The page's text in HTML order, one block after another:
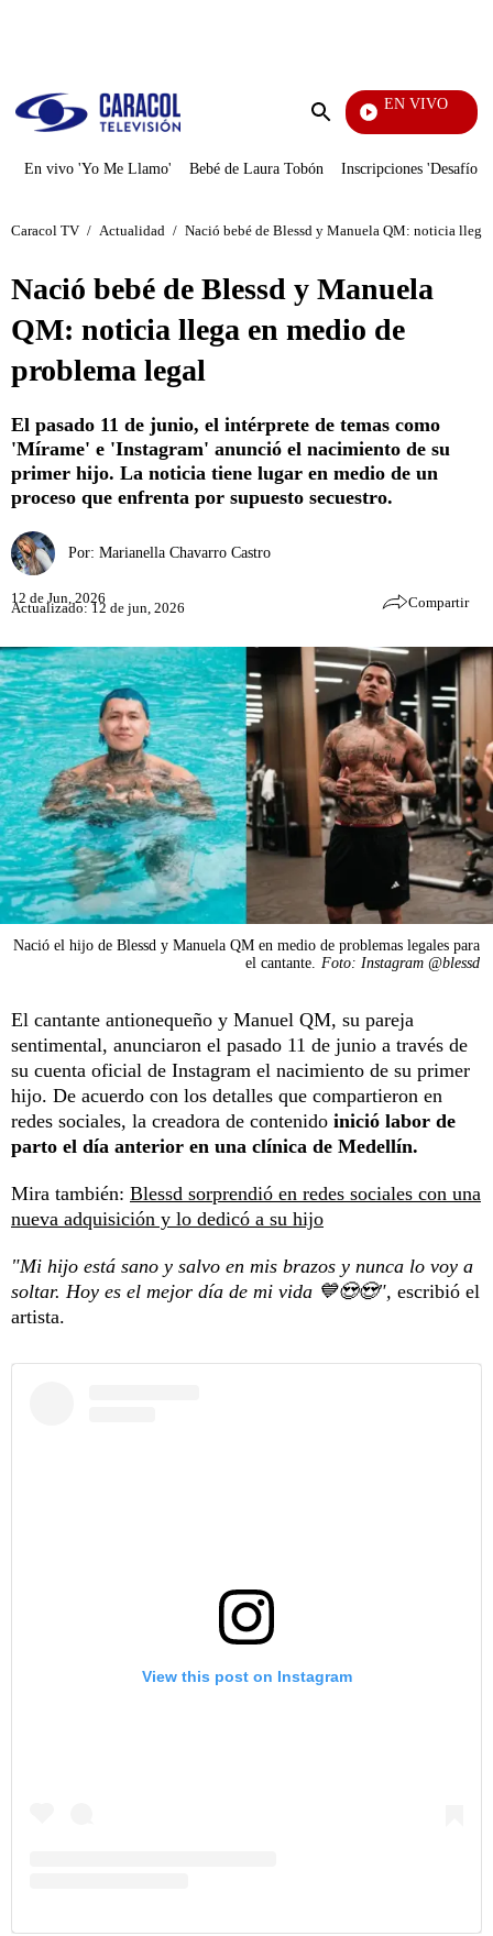
Enviar
EN VIVO
En vivo 'Yo Me Llamo' Bebé de Laura Tobón Inscripciones 'Desafío'
Caracol TV / Actualidad / Nació bebé de Blessd y Manuela QM: noticia
Nació bebé de Blessd y Manuela
QM: noticia llega en medio de
problema legal
El pasado 11 de junio, el intérprete de temas como
'Mírame' e 'Instagram' anunció el nacimiento de su
primer hijo. La noticia tiene lugar en medio de un
proceso que enfrenta por supuesto secuestro.
Por: Marianella Chavarro Castro
12 de Jun, 2026
Actualizado: 12 de jun, 2026 Compartir
Nació el hijo de Blessd y Manuela QM en medio de problemas legales para
el cantante.
Foto: Instagram @blessd
El cantante antionequeño y Manuel QM, su pareja
sentimental, anunciaron el pasado 11 de junio a través de
su cuenta oficial de Instagram el nacimiento de su primer
hijo. De acuerdo con los detalles que compartieron en
redes sociales, la creadora de contenido inició labor de
parto el día anterior en una clínica de Medellín.
Mira también: Blessd sorprendió en redes sociales con una
nueva adquisición y lo dedicó a su hijo
"Mi hijo está sano y salvo en mis brazos y nunca lo voy a
soltar. Hoy es el mejor día de mi vida 💙😍😍", escribió el
artista.
View this post on Instagram